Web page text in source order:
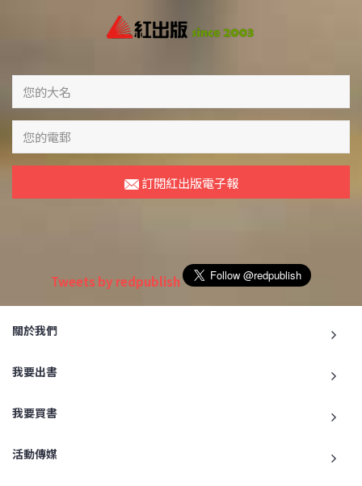
訂閱紅出版電子報
Tweets by redpublish
關於我們
我要出書
我要買書
活動傳媒